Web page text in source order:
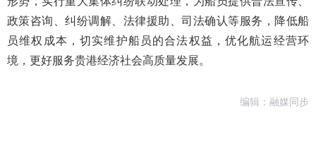
政策咨询、纠纷调解、法律援助、司法确认等服务，降低船
员维权成本，切实维护船员的合法权益，优化航运经营环
境，更好服务贵港经济社会高质量发展。
编辑：融媒同步